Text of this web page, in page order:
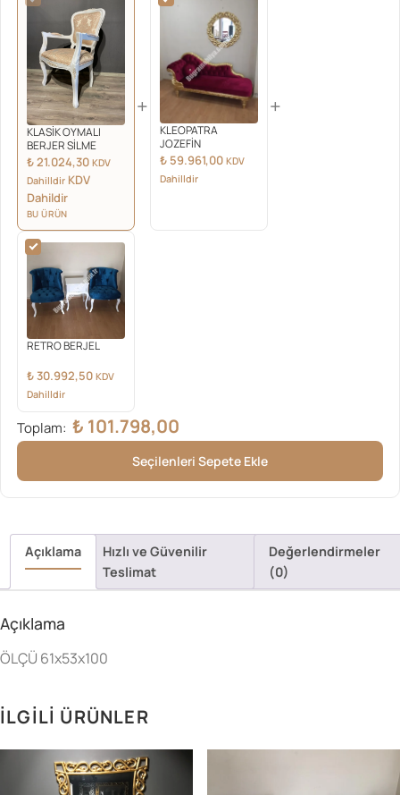
KLASİK OYMALI
BERJER SİLME
₺21.024,30 KDV
Dahilldir KDV
Dahildir
BU ÜRÜN
+
KLEOPATRA
JOZEFİN
₺ 59.961,00 KDV
Dahilldir
+
RETRO BERJEL
₺30.992,50 KDV
Dahilldir
Toplam: ₺ 101.798,00
Seçilenleri Sepete Ekle
Açıklama
Hızlı ve Güvenilir
Teslimat
Değerlendirmeler
(0)
Açıklama
ÖLÇÜ 61x53x100
İLGILI ÜRÜNLER